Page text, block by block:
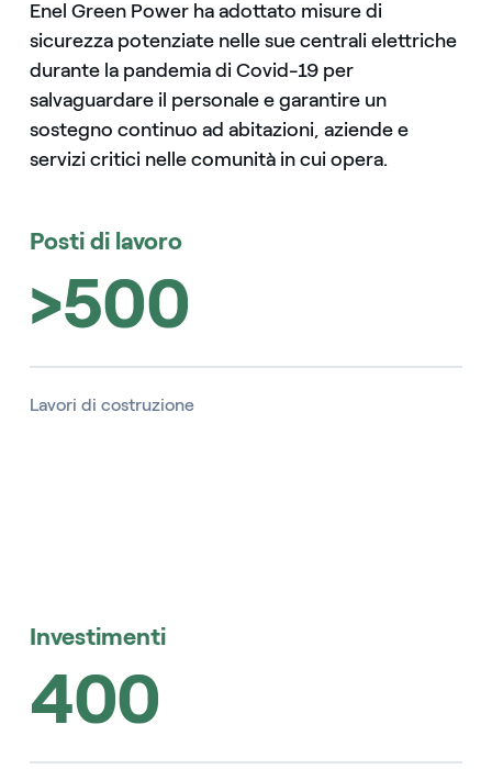
Enel Green Power ha adottato misure di
sicurezza potenziate nelle sue centrali elettriche
durante la pandemia di Covid-19 per
salvaguardare il personale e garantire un
sostegno continuo ad abitazioni, aziende e
servizi critici nelle comunità in cui opera.
Posti di lavoro
>500
Lavori di costruzione
Investimenti
400